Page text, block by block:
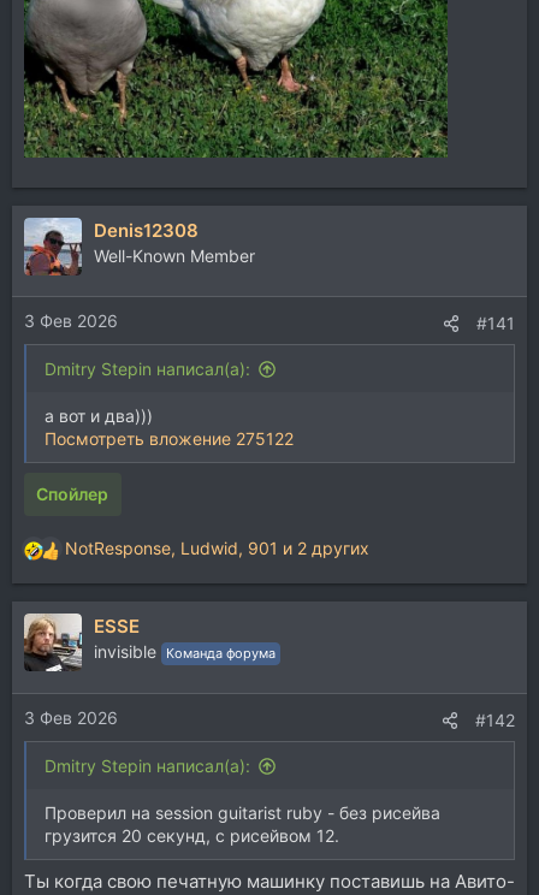
Denis12308
Well-Known Member
3 Фев 2026 #141
Dmitry Stepin написал(а):
а вот и два)))
Посмотреть вложение 275122
Спойлер
Р
е
а
к
ц
и
и
:
NotResponse, Ludwid, 901 и 2 других
ESSE
invisible Команда форума
3 Фев 2026 #142
Dmitry Stepin написал(а):
Проверил на session guitarist ruby - без рисейва
грузится 20 секунд, с рисейвом 12.
Ты когда свою печатную машинку поставишь на Авито-